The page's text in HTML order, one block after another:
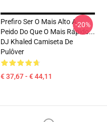
Prefiro Ser O Mais Alto A
Peido Do Que O Mais Rápido...
DJ Khaled Camiseta De
Pulôver
€ 37,67 - € 44,11
-20%